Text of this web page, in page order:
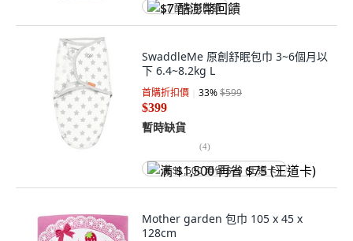
$7 酷澎幣回饋
SwaddleMe 原創舒眠包巾 3~6個月以
下 6.4~8.2kg L
首購折扣價 33%$599
$399
暫時缺貨
(4)
满 $1,500 再省 $75 (王道卡)
Mother garden 包巾 105 x 45 x
128cm